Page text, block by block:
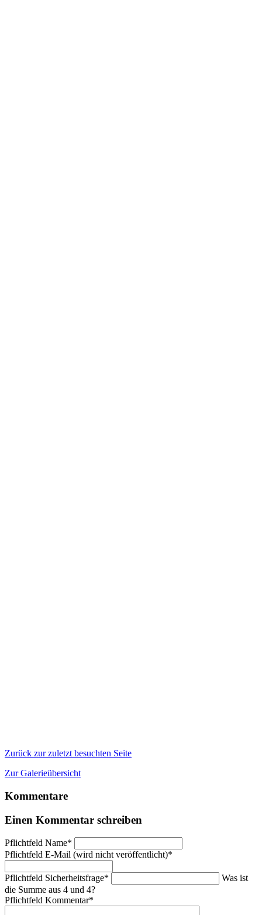
Zurück zur zuletzt besuchten Seite
Zur Galerieübersicht
Kommentare
Einen Kommentar schreiben
Pflichtfeld Name*
Pflichtfeld E-Mail (wird nicht veröffentlicht)*
Pflichtfeld Sicherheitsfrage*
Was ist
die Summe aus 4 und 4?
Pflichtfeld Kommentar*